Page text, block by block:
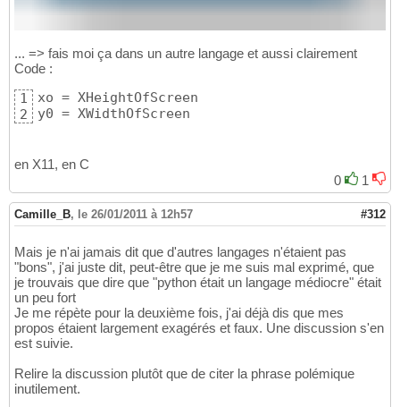
... => fais moi ça dans un autre langage et aussi clairement
Code :
1
2
xo = XHeightOfScreen
y0 = XWidthOfScreen
en X11, en C
0
1
Camille_B, le 26/01/2011 à 12h57 #312
Mais je n'ai jamais dit que d'autres langages n'étaient pas
"bons", j'ai juste dit, peut-être que je me suis mal exprimé, que
je trouvais que dire que "python était un langage médiocre" était
un peu fort
Je me répète pour la deuxième fois, j'ai déjà dis que mes
propos étaient largement exagérés et faux. Une discussion s'en
est suivie.
Relire la discussion plutôt que de citer la phrase polémique
inutilement.